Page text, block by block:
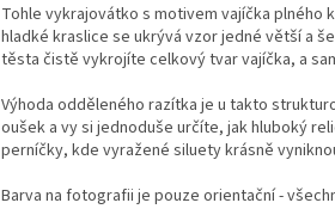
Tohle vykrajovátko s motivem vajíčka plného
hladké kraslice se ukrývá vzor jedné větší a
těsta čistě vykrojíte celkový tvar vajíčka, a
Výhoda odděleného razítka je u takto
oušek a vy si jednoduše určíte, jak hluboký
perníčky, kde vyražené siluety krásně
Barva na fotografii je pouze orientační -